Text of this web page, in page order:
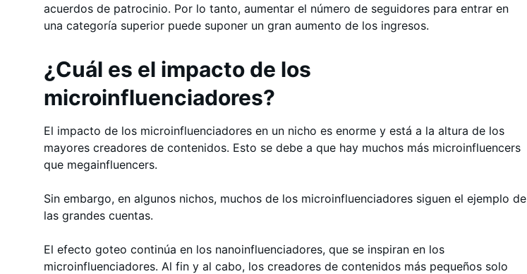
acuerdos de patrocinio. Por lo tanto, aumentar el número de seguidores para entrar en
una categoría superior puede suponer un gran aumento de los ingresos.
¿Cuál es el impacto de los
microinfluenciadores?
El impacto de los microinfluenciadores en un nicho es enorme y está a la altura de los
mayores creadores de contenidos. Esto se debe a que hay muchos más microinfluencers
que megainfluencers.
Sin embargo, en algunos nichos, muchos de los microinfluenciadores siguen el ejemplo de
las grandes cuentas.
El efecto goteo continúa en los nanoinfluenciadores, que se inspiran en los
microinfluenciadores. Al fin y al cabo, los creadores de contenidos más pequeños solo